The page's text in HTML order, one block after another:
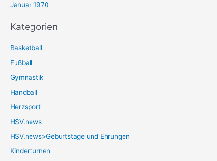
Januar 1970
Kategorien
Basketball
Fußball
Gymnastik
Handball
Herzsport
HSV.news
HSV.news>Geburtstage und Ehrungen
Kinderturnen